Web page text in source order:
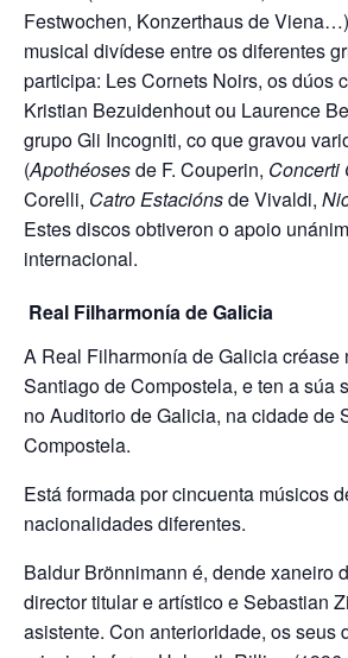
Festwochen, Konzerthaus de
musical divídese entre os diferentes
participa: Les Cornets Noirs, os dúos
Kristian Bezuidenhout ou Laurence
grupo Gli Incogniti, co que gravou
(Apothéosesde F. Couperin, Concerti
Corelli, Catro Estaciónsde Vivaldi,
Estes discos obtiveron o apoio
internacional.
Real Filharmonía de Galicia
A Real Filharmonía de Galicia créase
Santiago de Compostela, e ten a súa
no Auditorio de Galicia, na cidade de
Compostela.
Está formada por cincuenta músicos
nacionalidades diferentes.
Baldur Brönnimann é, dende xaneiro
director titular e artístico e Sebastian
asistente. Con anterioridade, os seus